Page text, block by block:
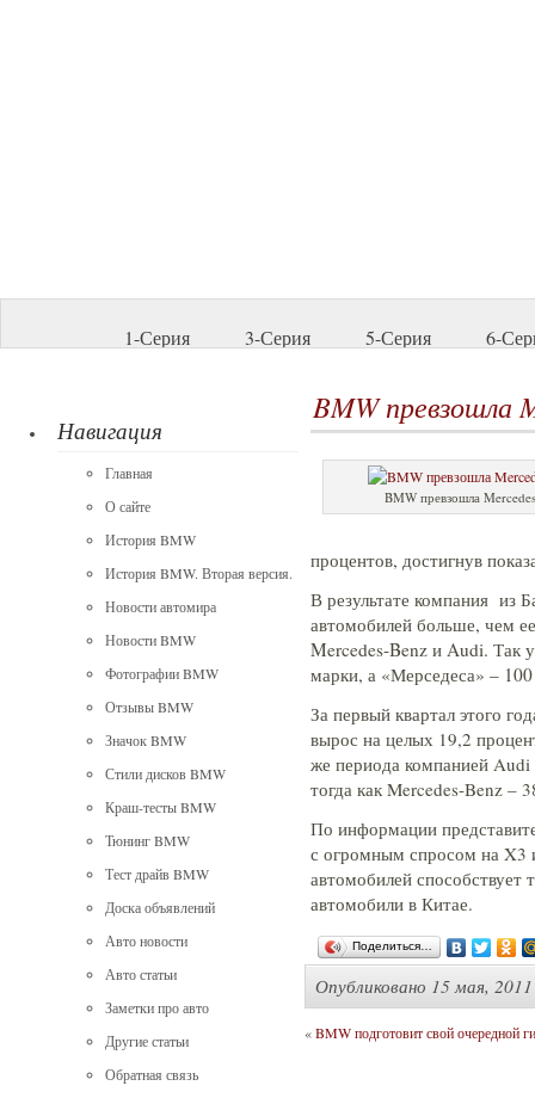
1-Серия 3-Серия 5-Серия 6-
Навигация
Главная
О сайте
История BMW
История BMW. Вторая версия.
Новости автомира
Новости BMW
Фотографии BMW
Отзывы BMW
Значок BMW
Стили дисков BMW
Краш-тесты BMW
Тюнинг BMW
Тест драйв BMW
Доска объявлений
Авто новости
Авто статьи
Заметки про авто
Другие статьи
Обратная связь
BMW превзошла
BMW превзошла
процентов, достигнув
В результате компания из
автомобилей больше, чем
Mercedes-Benz и Audi. Так
марки, а «Мерседеса» –
За первый квартал этого
вырос на целых 19,2
же периода компанией
тогда как Mercedes-Benz –
По информации
с огромным спросом на
автомобилей
автомобили в Китае.
Поделиться…
Опубликовано 15 мая,
«BMW подготовит свой очередной